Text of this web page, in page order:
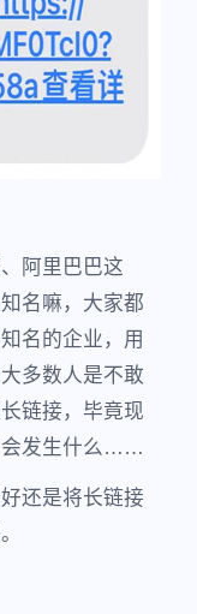
阿里巴巴这
名嘛，大家都
名的企业，用
多数人是不敢
链接，毕竟现
会发生什么……
还是将长链接